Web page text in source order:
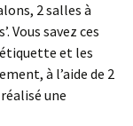
2 salles à
Vous savez ces
et les
à l’aide de 2
une